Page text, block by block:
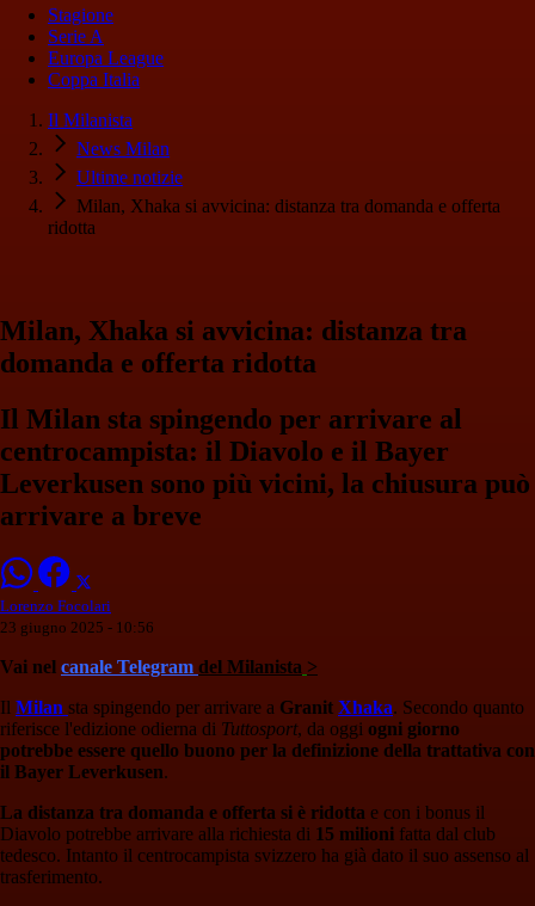
Stagione
Serie A
Europa League
Coppa Italia
Il Milanista
News Milan
Ultime notizie
Milan, Xhaka si avvicina: distanza tra domanda e offerta
ridotta
Milan, Xhaka si avvicina: distanza tra
domanda e offerta ridotta
Il Milan sta spingendo per arrivare al
centrocampista: il Diavolo e il Bayer
Leverkusen sono più vicini, la chiusura può
arrivare a breve
Lorenzo Focolari
23 giugno 2025 - 10:56
Vai nel canale Telegram del Milanista >
Il Milan sta spingendo per arrivare a Granit Xhaka. Secondo quanto
riferisce l'edizione odierna di Tuttosport, da oggi ogni giorno
potrebbe essere quello buono per la definizione della trattativa con
il Bayer Leverkusen.
La distanza tra domanda e offerta si è ridotta e con i bonus il
Diavolo potrebbe arrivare alla richiesta di 15 milioni fatta dal club
tedesco. Intanto il centrocampista svizzero ha già dato il suo assenso al
trasferimento.